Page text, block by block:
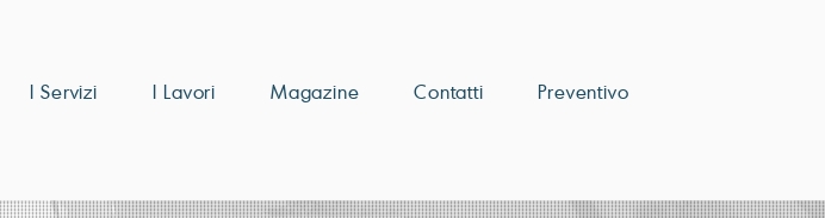
I Servizi I Lavori Magazine Contatti Preventivo